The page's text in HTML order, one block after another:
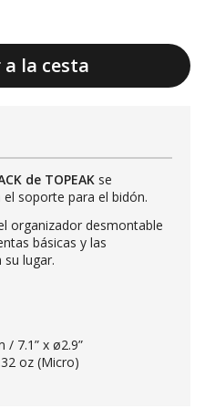
la cesta
de TOPEAK se
soporte para el bidón.
organizador desmontable
básicas y las
lugar.
/ 7.1” x ø2.9”
oz (Micro)